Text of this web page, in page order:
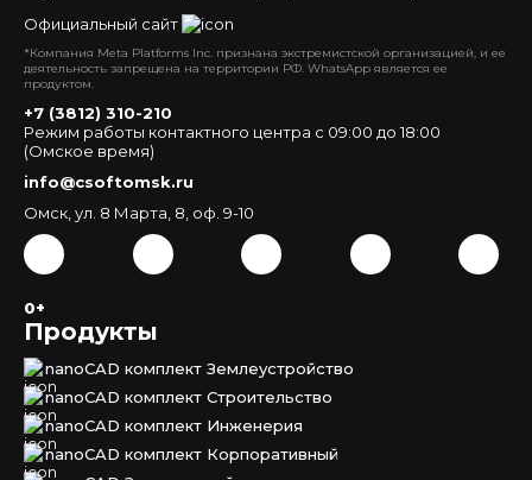
Официальный сайт
*Компания Meta Platforms Inc. признана экстремистской организацией, и ее
деятельность запрещена на территории РФ. WhatsApp является ее
продуктом.
Продукты
nanoCAD комплект Землеустройство
nanoCAD комплект Строительство
nanoCAD комплект Инженерия
nanoCAD комплект Корпоративный
+7 (3812) 310-210
Режим работы контактного центра с 09:00 до 18:00
(Омское время)
info@csoftomsk.ru
Омск, ул. 8 Марта, 8, оф. 9-10
0+